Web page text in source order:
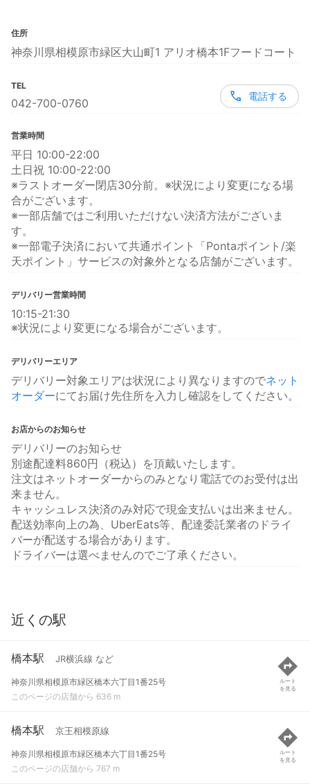
住所
神奈川県相模原市緑区大山町1 アリオ橋本1Fフードコート
TEL
042-700-0760
電話する
営業時間
平日 10:00-22:00
土日祝 10:00-22:00
※ラストオーダー閉店30分前。※状況により変更になる場
合がございます。
※一部店舗ではご利用いただけない決済方法がございま
す。
※一部電子決済において共通ポイント「Pontaポイント/楽
天ポイント」サービスの対象外となる店舗がございます。
デリバリー営業時間
10:15-21:30
※状況により変更になる場合がございます。
デリバリーエリア
デリバリー対象エリアは状況により異なりますのでネット
オーダーにてお届け先住所を入力し確認をしてください。
お店からのお知らせ
デリバリーのお知らせ
別途配達料860円（税込）を頂戴いたします。
注文はネットオーダーからのみとなり電話でのお受付は出
来ません。
キャッシュレス決済のみ対応で現金支払いは出来ません。
配送効率向上の為、UberEats等、配達委託業者のドライ
バーが配送する場合があります。
ドライバーは選べませんのでご了承ください。
近くの駅
橋本駅 JR横浜線 など
神奈川県相模原市緑区橋本六丁目1番25号
このページの店舗から 636 m
ルート
を見る
橋本駅 京王相模原線
神奈川県相模原市緑区橋本六丁目1番25号
このページの店舗から 767 m
ルート
を見る